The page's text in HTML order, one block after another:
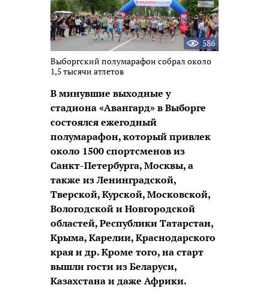
586
Выборгский полумарафон собрал около
1,5 тысячи атлетов
В минувшие выходные у
стадиона «Авангард» в Выборге
состоялся ежегодный
полумарафон, который привлек
около 1500 спортсменов из
Санкт-Петербурга, Москвы, а
также из Ленинградской,
Тверской, Курской, Московской,
Вологодской и Новгородской
областей, Республики Татарстан,
Крыма, Карелии, Краснодарского
края и др. Кроме того, на старт
вышли гости из Беларуси,
Казахстана и даже Африки.